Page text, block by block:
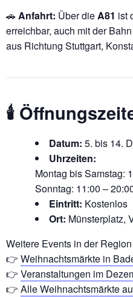
🚗 Anfahrt: Über die A81 ist
erreichbar, auch mit der
aus Richtung Stuttgart,
🕯️
Datum: 5. bis 14.
Uhrzeiten:
Montag bis Samstag:
Sonntag: 11:00 –
Eintritt: Kostenlos
Ort: Münsterplatz,
Weitere Events in der
👉 Weihnachtsmärkte in
👉 Veranstaltungen im
👉 Alle Weihnachtsmärkte